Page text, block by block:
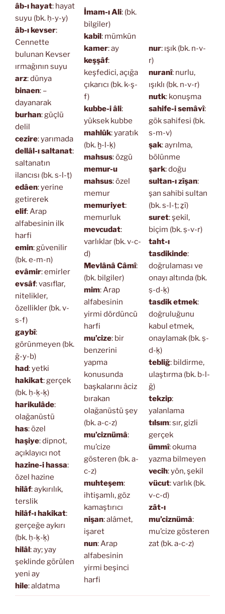
âb-ı hayat: hayat
suyu (bk. ḥ-y-y)
âb-ı kevser:
Cennette
bulunan Kevser
ırmağının suyu
arz: dünya
binaen: –
dayanarak
burhan: güçlü
delil
cezire: yarımada
dellâl-ı saltanat:
saltanatın
ilancısı (bk. s-l-ṭ)
edâen: yerine
getirerek
elif: Arap
alfabesinin ilk
harfi
emin: güvenilir
(bk. e-m-n)
evâmir: emirler
evsâf: vasıflar,
nitelikler,
özellikler (bk. v-
s-f)
gaybî:
görünmeyen (bk.
ğ-y-b)
had: yetki
hakikat: gerçek
(bk. ḥ-ḳ-ḳ)
harikulâde:
olağanüstü
has: özel
haşiye: dipnot,
açıklayıcı not
hazine-i hassa:
özel hazine
hilâf: aykırılık,
terslik
hilâf-ı hakikat:
gerçeğe aykırı
(bk. ḥ-ḳ-ḳ)
hilâl: ay; yay
şeklinde görülen
yeni ay
hile: aldatma
İmam-ı Ali: (bk.
bilgiler)
kabil: mümkün
kamer: ay
keşşâf:
keşfedici, açığa
çıkarıcı (bk. k-ş-
f)
kubbe-i âli:
yüksek kubbe
mahlûk: yaratık
(bk. ḫ-l-ḳ)
mahsus: özgü
memur-u
mahsus: özel
memur
memuriyet:
memurluk
mevcudat:
varlıklar (bk. v-c-
d)
Mevlânâ Câmî:
(bk. bilgiler)
mim: Arap
alfabesinin
yirmi dördüncü
harfi
mu’cize: bir
benzerini
yapma
konusunda
başkalarını âciz
bırakan
olağanüstü şey
(bk. a-c-z)
mu’ciznümâ:
mu’cize
gösteren (bk. a-
c-z)
muhteşem:
ihtişamlı, göz
kamaştırıcı
nişan: alâmet,
işaret
nun: Arap
alfabesinin
yirmi beşinci
harfi
nur: ışık (bk. n-v-
r)
nuranî: nurlu,
ışıklı (bk. n-v-r)
nutk: konuşma
sahife-i semâvî:
gök sahifesi (bk.
s-m-v)
şak: ayrılma,
bölünme
şark: doğu
sultan-ı zîşan:
şan sahibi sultan
(bk. s-l-ṭ; ẕî)
suret: şekil,
biçim (bk. ṣ-v-r)
taht-ı
tasdikinde:
doğrulaması ve
onayı altında (bk.
ṣ-d-ḳ)
tasdik etmek:
doğruluğunu
kabul etmek,
onaylamak (bk. ṣ-
d-ḳ)
tebliğ: bildirme,
ulaştırma (bk. b-l-
ğ)
tekzip:
yalanlama
tılsım: sır, gizli
gerçek
ümmî: okuma
yazma bilmeyen
vecih: yön, şekil
vücut: varlık (bk.
v-c-d)
zât-ı
mu’ciznümâ:
mu’cize gösteren
zat (bk. a-c-z)